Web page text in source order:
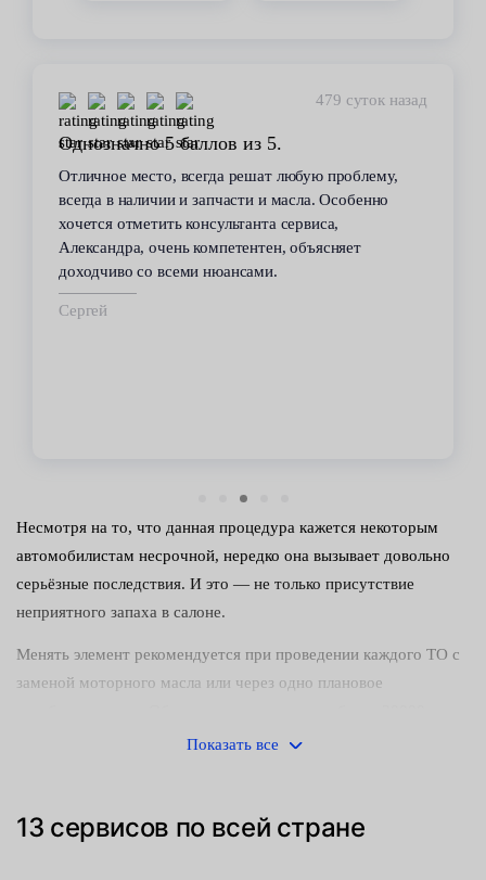
479 суток назад
5 баллов из 5.
всегда решат любую проблему,
и запчасти и масла. Особенно
консультанта сервиса,
компетентен, объясняет
всеми нюансами.
В течение 6 лет
сервиса. Высокий
автомобилем
Несмотря на то, что данная процедура кажется некоторым
автомобилистам несрочной, нередко она вызывает довольно
серьёзные последствия. И это — не только присутствие
неприятного запаха в салоне.
Менять элемент рекомендуется при проведении каждого ТО с
заменой моторного масла или через одно плановое
километров, но иногда она может прийти в негодность и
Показать все
13 сервисов по всей стране